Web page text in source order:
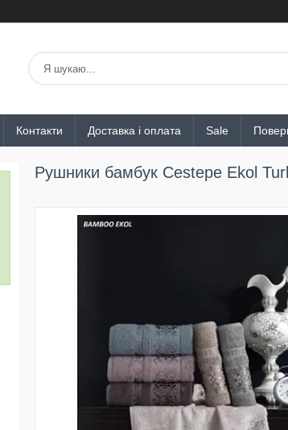
Контакти Доставка і оплата Sale
Рушники бамбук Cestepe Ekol